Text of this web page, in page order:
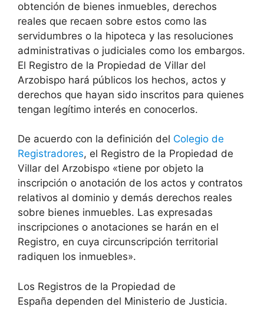
obtención de bienes inmuebles, derechos
reales que recaen sobre estos como las
servidumbres o la hipoteca y las resoluciones
administrativas o judiciales como los embargos.
El Registro de la Propiedad de Villar del
Arzobispo hará públicos los hechos, actos y
derechos que hayan sido inscritos para quienes
tengan legítimo interés en conocerlos.
De acuerdo con la definición del Colegio de
Registradores, el Registro de la Propiedad de
Villar del Arzobispo «tiene por objeto la
inscripción o anotación de los actos y contratos
relativos al dominio y demás derechos reales
sobre bienes inmuebles. Las expresadas
inscripciones o anotaciones se harán en el
Registro, en cuya circunscripción territorial
radiquen los inmuebles».
Los Registros de la Propiedad de
España dependen del Ministerio de Justicia.